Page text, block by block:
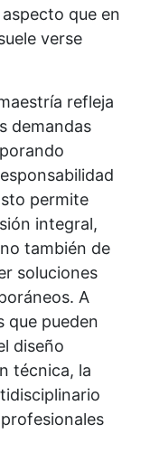
que en
verse
refleja
demandas
permite
integral,
también de
soluciones
A
que pueden
diseño
técnica, la